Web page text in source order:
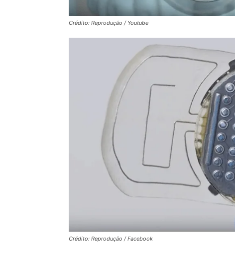
Crédito: Reprodução / Youtube
Crédito: Reprodução / Facebook